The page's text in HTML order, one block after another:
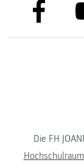
link to
Die FH